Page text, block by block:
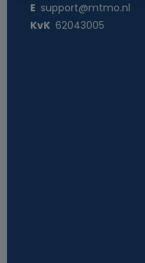
E support@mtmo.nl
KvK 62043005